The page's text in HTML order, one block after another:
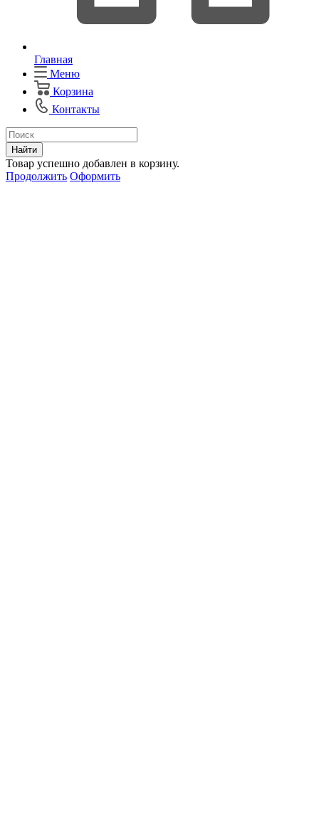
Главная
Меню
Корзина
Контакты
Найти
Товар успешно добавлен в корзину.
Продолжить Оформить